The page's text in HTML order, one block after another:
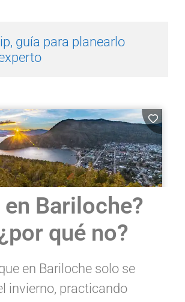
guía para planearlo
en Bariloche?
qué no?
en Bariloche solo se
invierno, practicando